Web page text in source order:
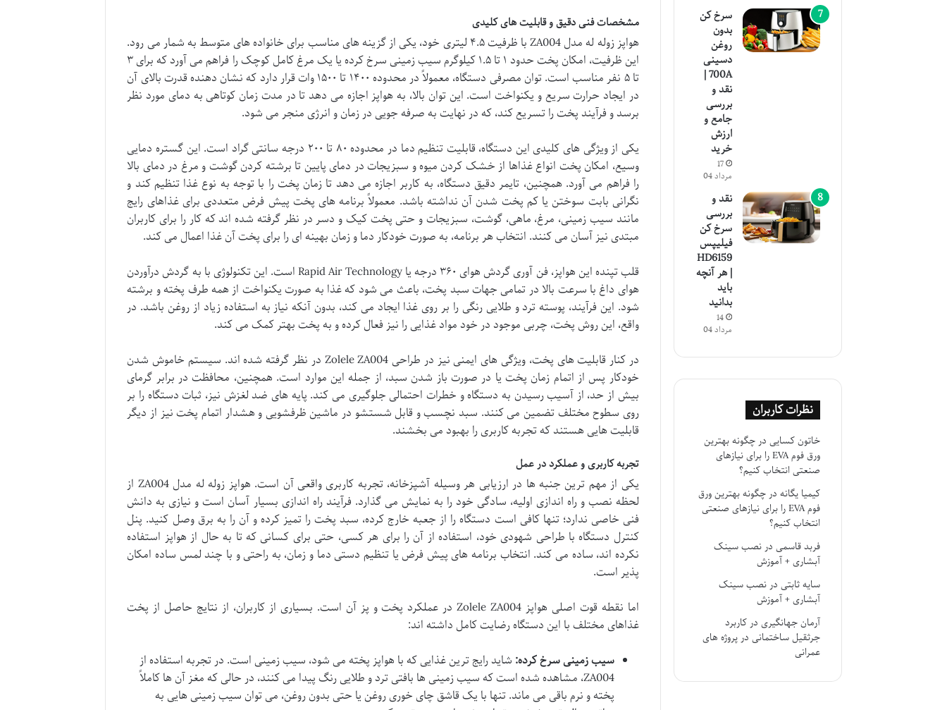
مشخصات فنی دقیق و قابلیت های کلیدی
هواپز زوله له مدل ZA004 با ظرفیت ۴.۵ لیتری خود، یکی از گزینه های مناسب برای خانواده های متوسط به شمار می رود.
این ظرفیت، امکان پخت حدود ۱ تا ۱.۵ کیلوگرم سیب زمینی سرخ کرده یا یک مرغ کامل کوچک را فراهم می آورد که برای ۳
تا ۵ نفر مناسب است. توان مصرفی دستگاه، معمولاً در محدوده ۱۴۰۰ تا ۱۵۰۰ وات قرار دارد که نشان دهنده قدرت بالای آن
در ایجاد حرارت سریع و یکنواخت است. این توان بالا، به هواپز اجازه می دهد تا در مدت زمان کوتاهی به دمای مورد نظر
برسد و فرآیند پخت را تسریع کند، که در نهایت به صرفه جویی در زمان و انرژی منجر می شود.
یکی از ویژگی های کلیدی این دستگاه، قابلیت تنظیم دما در محدوده ۸۰ تا ۲۰۰ درجه سانتی گراد است. این گستره دمایی
وسیع، امکان پخت انواع غذاها از خشک کردن میوه و سبزیجات در دمای پایین تا برشته کردن گوشت و مرغ در دمای بالا
را فراهم می آورد. همچنین، تایمر دقیق دستگاه، به کاربر اجازه می دهد تا زمان پخت را با توجه به نوع غذا تنظیم کند و
نگرانی بابت سوختن یا کم پخت شدن آن نداشته باشد. معمولاً برنامه های پخت پیش فرض متعددی برای غذاهای رایج
مانند سیب زمینی، مرغ، ماهی، گوشت، سبزیجات و حتی پخت کیک و دسر در نظر گرفته شده اند که کار را برای کاربران
مبتدی نیز آسان می کنند. انتخاب هر برنامه، به صورت خودکار دما و زمان بهینه ای را برای پخت آن غذا اعمال می کند.
قلب تپنده این هواپز، فن آوری گردش هوای ۳۶۰ درجه یا Rapid Air Technology است. این تکنولوژی با به گردش درآوردن
هوای داغ با سرعت بالا در تمامی جهات سبد پخت، باعث می شود که غذا به صورت یکنواخت از همه طرف پخته و برشته
شود. این فرآیند، پوسته ترد و طلایی رنگی را بر روی غذا ایجاد می کند، بدون آنکه نیاز به استفاده زیاد از روغن باشد. در
واقع، این روش پخت، چربی موجود در خود مواد غذایی را نیز فعال کرده و به پخت بهتر کمک می کند.
در کنار قابلیت های پخت، ویژگی های ایمنی نیز در طراحی Zolele ZA004 در نظر گرفته شده اند. سیستم خاموش شدن
خودکار پس از اتمام زمان پخت یا در صورت باز شدن سبد، از جمله این موارد است. همچنین، محافظت در برابر گرمای
بیش از حد، از آسیب رسیدن به دستگاه و خطرات احتمالی جلوگیری می کند. پایه های ضد لغزش نیز، ثبات دستگاه را بر
روی سطوح مختلف تضمین می کنند. سبد نچسب و قابل شستشو در ماشین ظرفشویی و هشدار اتمام پخت نیز از دیگر
قابلیت هایی هستند که تجربه کاربری را بهبود می بخشند.
تجربه کاربری و عملکرد در عمل
یکی از مهم ترین جنبه ها در ارزیابی هر وسیله آشپزخانه، تجربه کاربری واقعی آن است. هواپز زوله له مدل ZA004 از
لحظه نصب و راه اندازی اولیه، سادگی خود را به نمایش می گذارد. فرآیند راه اندازی بسیار آسان است و نیازی به دانش
فنی خاصی ندارد؛ تنها کافی است دستگاه را از جعبه خارج کرده، سبد پخت را تمیز کرده و آن را به برق وصل کنید. پنل
کنترل دستگاه با طراحی شهودی خود، استفاده از آن را برای هر کسی، حتی برای کسانی که تا به حال از هواپز استفاده
نکرده اند، ساده می کند. انتخاب برنامه های پیش فرض یا تنظیم دستی دما و زمان، به راحتی و با چند لمس ساده امکان
پذیر است.
اما نقطه قوت اصلی هواپز Zolele ZA004 در عملکرد پخت و پز آن است. بسیاری از کاربران، از نتایج حاصل از پخت
غذاهای مختلف با این دستگاه رضایت کامل داشته اند:
سیب زمینی سرخ کرده: شاید رایج ترین غذایی که با هواپز پخته می شود، سیب زمینی است. در تجربه استفاده از
ZA004، مشاهده شده است که سیب زمینی ها بافتی ترد و طلایی رنگ پیدا می کنند، در حالی که مغز آن ها کاملاً
پخته و نرم باقی می ماند. تنها با یک قاشق چای خوری روغن یا حتی بدون روغن، می توان سیب زمینی هایی به
سرخ کن
بدون
روغن
دسینی
700A |
نقد و
بررسی
جامع و
ارزش
خرید
17
مرداد 04
نقد و
بررسی
سرخ کن
فیلیپس
HD6159
| هر آنچه
باید
بدانید
14
مرداد 04
نظرات کاربران
خاتون کسایی درچگونه بهترین
ورق فوم EVA را برای نیازهای
صنعتی انتخاب کنیم؟
کیمیا یگانه درچگونه بهترین ورق
فوم EVA را برای نیازهای صنعتی
انتخاب کنیم؟
فربد قاسمی درنصب سینک
آبشاری + آموزش
سایه ثابتی درنصب سینک
آبشاری + آموزش
آرمان جهانگیری درکاربرد
جرثقیل ساختمانی در پروژه های
عمرانی